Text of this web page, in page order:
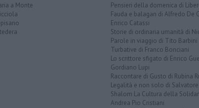
a Monte
Pensieri della domenica di
Fauda e balagan di Alfredo De
Enrico Catassi
Storie di ordinaria umanità di
Parole in viaggio di Tito Barbini
Turbative di Franco Bonciani
Lo scrittore sfigato di Enrico
Gordiano Lupi
Raccontare di Gusto di Rubina
Legalità e non solo di
Shalom La Cultura della
Andrea Pio Cristiani